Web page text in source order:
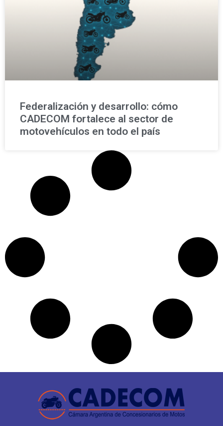
Federalización y desarrollo: cómo
CADECOM fortalece al sector de
motovehículos en todo el país